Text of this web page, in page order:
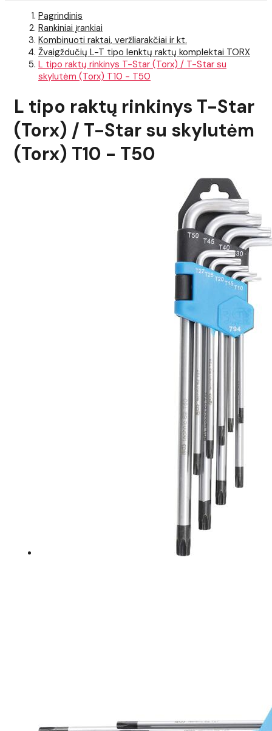
Pagrindinis
Rankiniai įrankiai
Kombinuoti raktai, veržliarakčiai ir kt.
Žvaigždučių L-T tipo lenktų raktų komplektai TORX
L tipo raktų rinkinys T-Star (Torx) / T-Star su
skylutėm (Torx) T10 - T50
L tipo raktų rinkinys T-Star
(Torx) / T-Star su skylutėm
(Torx) T10 - T50